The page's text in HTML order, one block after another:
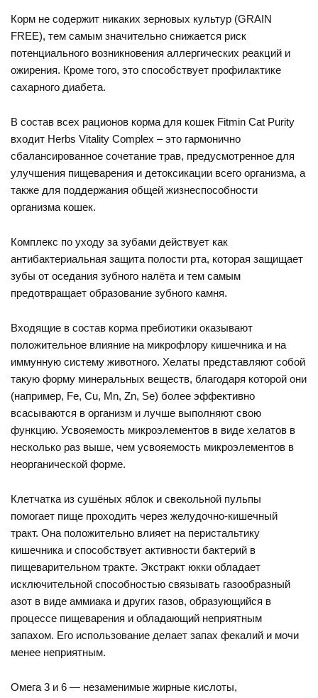
Корм не содержит никаких зерновых культур (GRAIN
FREE), тем самым значительно снижается риск
потенциального возникновения аллергических реакций и
ожирения. Кроме того, это способствует профилактике
сахарного диабета.
В состав всех рационов корма для кошек Fitmin Cat Purity
входит Herbs Vitality Complex – это гармонично
сбалансированное сочетание трав, предусмотренное для
улучшения пищеварения и детоксикации всего организма, а
также для поддержания общей жизнеспособности
организма кошек.
Комплекс по уходу за зубами действует как
антибактериальная защита полости рта, которая защищает
зубы от оседания зубного налёта и тем самым
предотвращает образование зубного камня.
Входящие в состав корма пребиотики оказывают
положительное влияние на микрофлору кишечника и на
иммунную систему животного. Хелаты представляют собой
такую форму минеральных веществ, благодаря которой они
(например, Fe, Cu, Mn, Zn, Se) более эффективно
всасываются в организм и лучше выполняют свою
функцию. Усвояемость микроэлементов в виде хелатов в
несколько раз выше, чем усвояемость микроэлементов в
неорганической форме.
Клетчатка из сушёных яблок и свекольной пульпы
помогает пище проходить через желудочно-кишечный
тракт. Она положительно влияет на перистальтику
кишечника и способствует активности бактерий в
пищеварительном тракте. Экстракт юкки обладает
исключительной способностью связывать газообразный
азот в виде аммиака и других газов, образующийся в
процессе пищеварения и обладающий неприятным
запахом. Его использование делает запах фекалий и мочи
менее неприятным.
Омега 3 и 6 — незаменимые жирные кислоты,